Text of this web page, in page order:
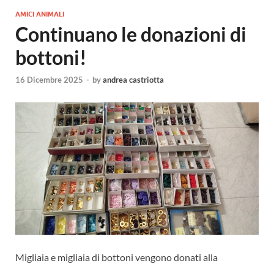
AMICI ANIMALI
Continuano le donazioni di
bottoni!
16 Dicembre 2025 - byandrea castriotta
Migliaia e migliaia di bottoni vengono donati alla